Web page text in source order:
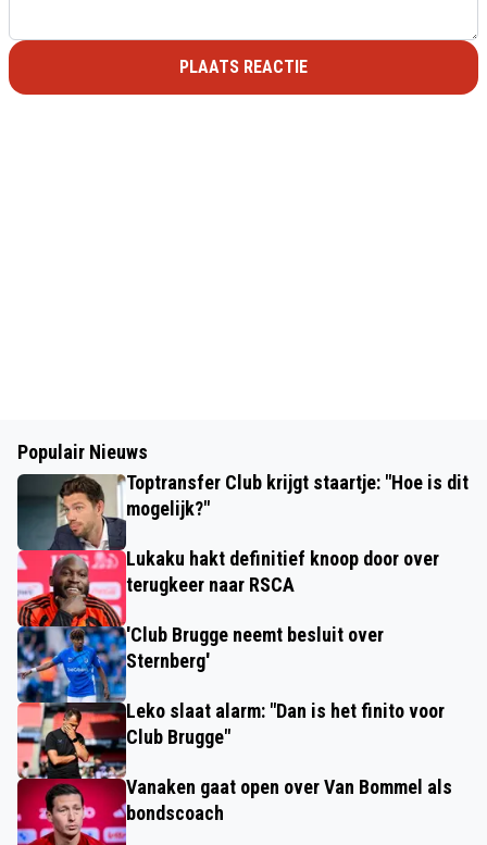
PLAATS REACTIE
Populair Nieuws
Toptransfer Club krijgt staartje: "Hoe is dit
mogelijk?"
Lukaku hakt definitief knoop door over
terugkeer naar RSCA
'Club Brugge neemt besluit over
Sternberg'
Leko slaat alarm: "Dan is het finito voor
Club Brugge"
Vanaken gaat open over Van Bommel als
bondscoach